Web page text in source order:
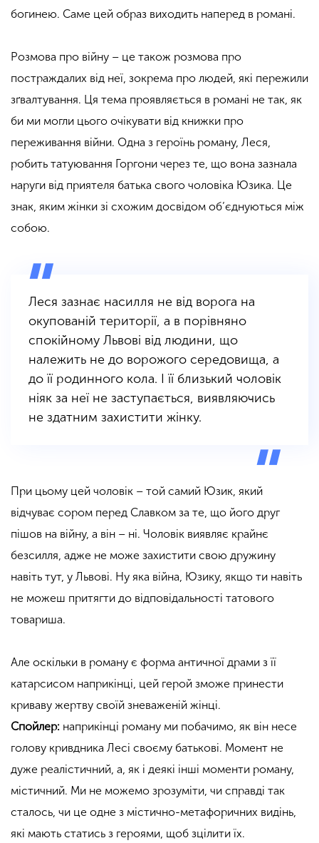
богинею. Саме цей образ виходить наперед в романі.
Розмова про війну – це також розмова про
постраждалих від неї, зокрема про людей, які пережили
зґвалтування. Ця тема проявляється в романі не так, як
би ми могли цього очікувати від книжки про
переживання війни. Одна з героїнь роману, Леся,
робить татуювання Горгони через те, що вона зазнала
наруги від приятеля батька свого чоловіка Юзика. Це
знак, яким жінки зі схожим досвідом об’єднуються між
собою.
Леся зазнає насилля не від ворога на
окупованій території, а в порівняно
спокійному Львові від людини, що
належить не до ворожого середовища, а
до її родинного кола. І її близький чоловік
ніяк за неї не заступається, виявляючись
не здатним захистити жінку.
При цьому цей чоловік – той самий Юзик, який
відчуває сором перед Славком за те, що його друг
пішов на війну, а він – ні. Чоловік виявляє крайнє
безсилля, адже не може захистити свою дружину
навіть тут, у Львові. Ну яка війна, Юзику, якщо ти навіть
не можеш притягти до відповідальності татового
товариша.
Але оскільки в роману є форма античної драми з її
катарсисом наприкінці, цей герой зможе принести
криваву жертву своїй зневаженій жінці.
Спойлер: наприкінці роману ми побачимо, як він несе
голову кривдника Лесі своєму батькові. Момент не
дуже реалістичний, а, як і деякі інші моменти роману,
містичний. Ми не можемо зрозуміти, чи справді так
сталось, чи це одне з містично-метафоричних видінь,
які мають статись з героями, щоб зцілити їх.